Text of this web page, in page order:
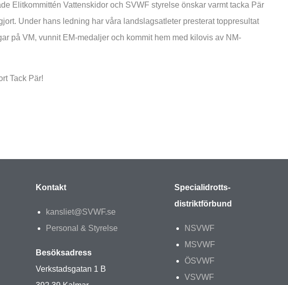
Elitkommittén Vattenskidor och SVWF styrelse önskar varmt tacka Pär
Under hans ledning har våra landslagsatleter presterat toppresultat
på VM, vunnit EM-medaljer och kommit hem med kilovis av NM-
Tack Pär!
Kontakt
kansliet@SVWF.se
Personal & Styrelse
Besöksadress
Verkstadsgatan 1 B
Specialidrotts-
distriktförbund
NSVWF
MSVWF
ÖSVWF
VSVWF